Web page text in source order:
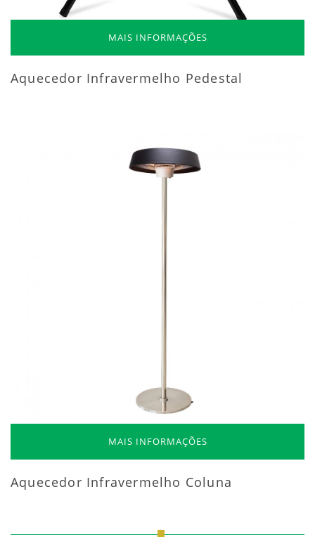
MAIS INFORMAÇÕES
Aquecedor Infravermelho Pedestal
MAIS INFORMAÇÕES
Aquecedor Infravermelho Coluna